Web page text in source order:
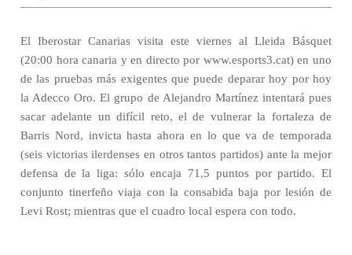
El Iberostar Canarias visita este viernes al Lleida Básquet
(20:00 hora canaria y en directo por www.esports3.cat) en uno
de las pruebas más exigentes que puede deparar hoy por hoy
la Adecco Oro. El grupo de Alejandro Martínez intentará pues
sacar adelante un difícil reto, el de vulnerar la fortaleza de
Barris Nord, invicta hasta ahora en lo que va de temporada
(seis victorias ilerdenses en otros tantos partidos) ante la mejor
defensa de la liga: sólo encaja 71,5 puntos por partido. El
conjunto tinerfeño viaja con la consabida baja por lesión de
Levi Rost; mientras que el cuadro local espera con todo.